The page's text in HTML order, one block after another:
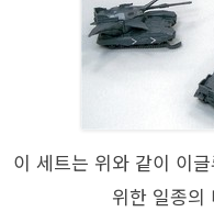
이 세트는 위와 같이 이
위한 일종의